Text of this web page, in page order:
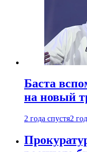
Баста
на новый
2 года спустя2